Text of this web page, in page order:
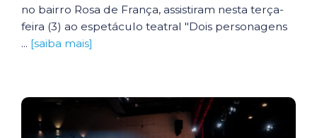
no bairro Rosa de França, assistiram nesta terça-
feira (3) ao espetáculo teatral "Dois personagens
... [saiba mais]